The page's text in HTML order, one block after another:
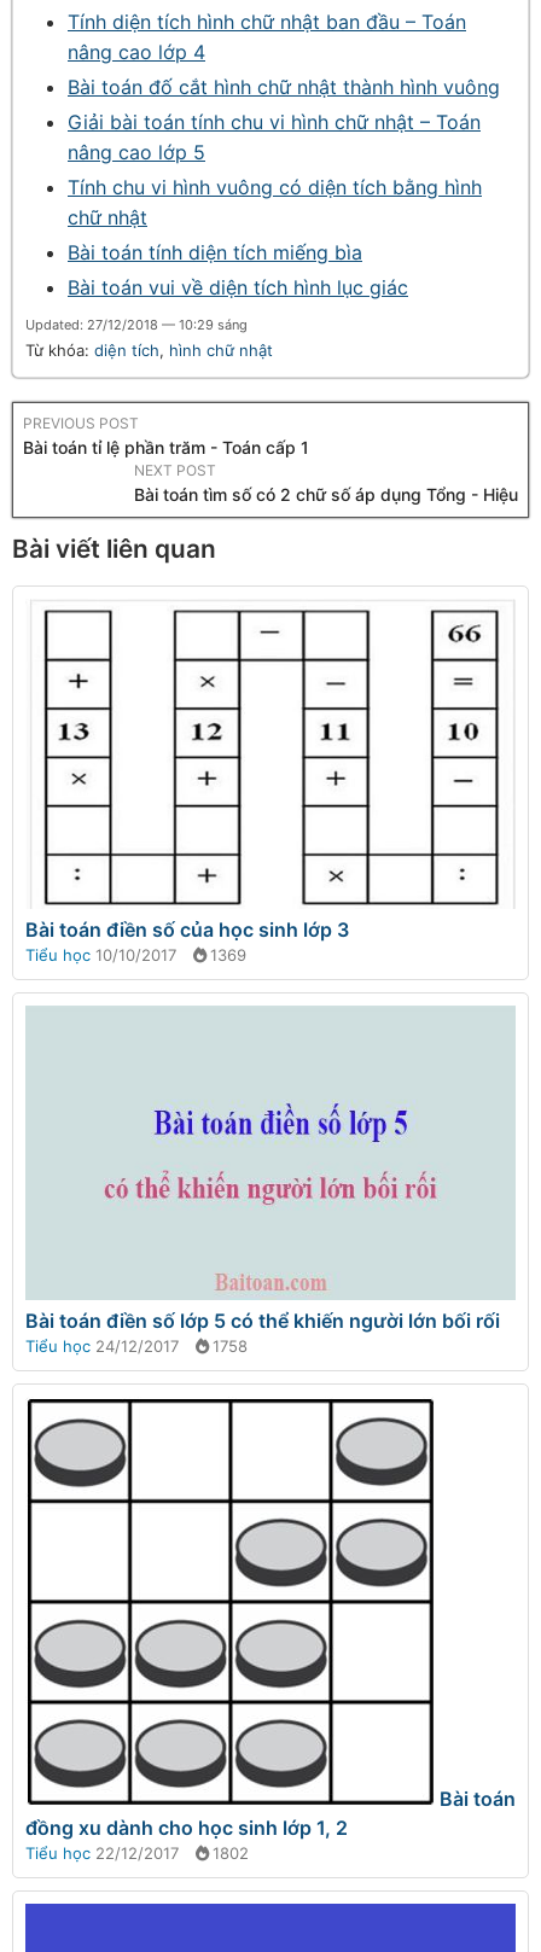
Tính diện tích hình chữ nhật ban đầu – Toán
nâng cao lớp 4
Bài toán đố cắt hình chữ nhật thành hình vuông
Giải bài toán tính chu vi hình chữ nhật – Toán
nâng cao lớp 5
Tính chu vi hình vuông có diện tích bằng hình
chữ nhật
Bài toán tính diện tích miếng bìa
Bài toán vui về diện tích hình lục giác
Updated: 27/12/2018 — 10:29 sáng
Từ khóa: diện tích, hình chữ nhật
PREVIOUS POST
Bài toán tỉ lệ phần trăm - Toán cấp 1
NEXT POST
Bài toán tìm số có 2 chữ số áp dụng Tổng - Hiệu
Bài viết liên quan
Bài toán điền số của học sinh lớp 3
Tiểu học 10/10/2017 1369
Bài toán điền số lớp 5 có thể khiến người lớn bối rối
Tiểu học 24/12/2017 1758
Bài toán
đồng xu dành cho học sinh lớp 1, 2
Tiểu học 22/12/2017 1802